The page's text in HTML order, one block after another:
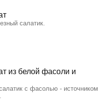
салатик.
из белой фасоли и
с фасолью - источником